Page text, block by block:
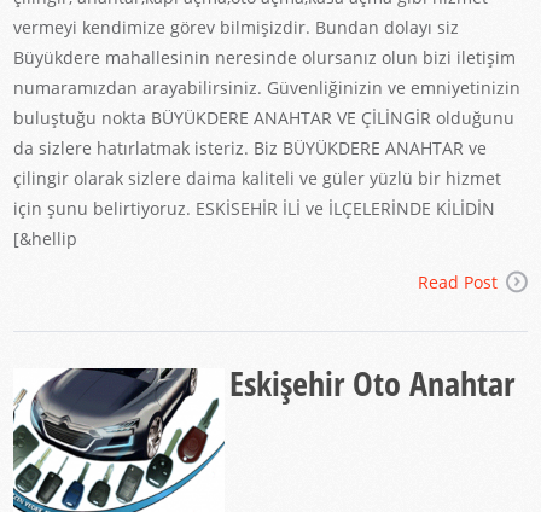
vermeyi kendimize görev bilmişizdir. Bundan dolayı siz
Büyükdere mahallesinin neresinde olursanız olun bizi iletişim
numaramızdan arayabilirsiniz. Güvenliğinizin ve emniyetinizin
buluştuğu nokta BÜYÜKDERE ANAHTAR VE ÇİLİNGİR olduğunu
da sizlere hatırlatmak isteriz. Biz BÜYÜKDERE ANAHTAR ve
çilingir olarak sizlere daima kaliteli ve güler yüzlü bir hizmet
için şunu belirtiyoruz. ESKİSEHİR İLİ ve İLÇELERİNDE KİLİDİN
[&hellip
Read Post
Eskişehir Oto Anahtar